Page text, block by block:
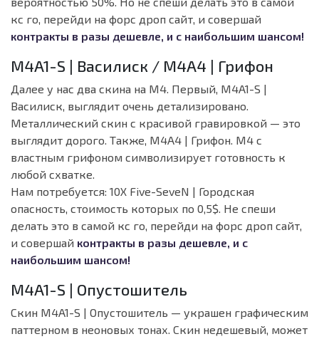
кс го, перейди на форс дроп сайт, и совершай
контракты в разы дешевле, и с наибольшим шансом!
M4A1-S | Василиск / M4A4 | Грифон
Далее у нас два скина на M4. Первый, M4A1-S |
Василиск, выглядит очень детализировано.
Металлический скин с красивой гравировкой — это
выглядит дорого. Также, M4A4 | Грифон. M4 с
властным грифоном символизирует готовность к
любой схватке.
Нам потребуется: 10X Five-SeveN | Городская
опасность, стоимость которых по 0,5$. Не спеши
делать это в самой кс го, перейди на форс дроп сайт,
и совершай контракты в разы дешевле, и с
наибольшим шансом!
M4A1-S | Опустошитель
Скин M4A1-S | Опустошитель — украшен графическим
паттерном в неоновых тонах. Скин недешевый, может